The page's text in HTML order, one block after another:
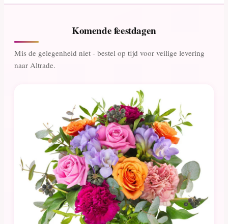
Komende feestdagen
Mis de gelegenheid niet - bestel op tijd voor veilige levering
naar Altrade.